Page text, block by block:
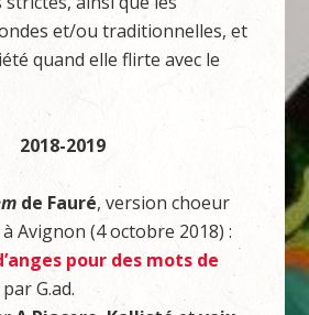
et/ou traditionnelles, et
quand elle flirte avec le
2018-2019
de Fauré, version choeur
à Avignon (4 octobre 2018) :
pour des mots de
par G.ad.